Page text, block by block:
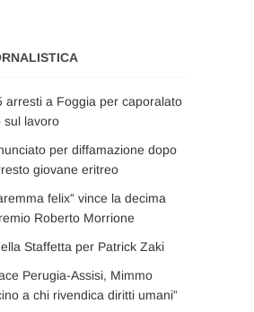
arresti a Foggia per caporalato
sul lavoro
per diffamazione dopo
giovane eritreo
felix” vince la decima
Roberto Morrione
Staffetta per Patrick Zaki
Perugia-Assisi, Mimmo
a chi rivendica diritti umani”